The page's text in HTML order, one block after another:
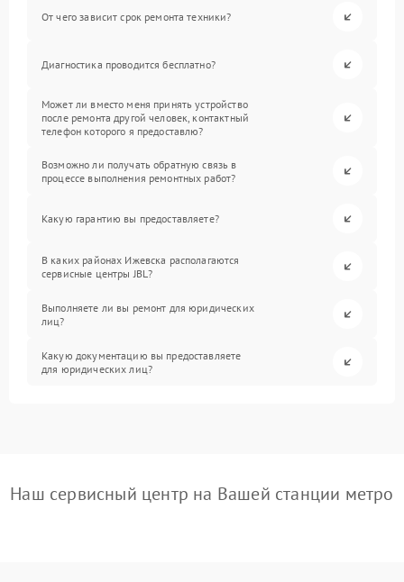
От чего зависит срок ремонта техники?
Диагностика проводится бесплатно?
Может ли вместо меня принять устройство
после ремонта другой человек, контактный
телефон которого я предоставлю?
Возможно ли получать обратную связь в
процессе выполнения ремонтных работ?
Какую гарантию вы предоставляете?
В каких районах Ижевска располагаются
сервисные центры JBL?
Выполняете ли вы ремонт для юридических
лиц?
Какую документацию вы предоставляете
для юридических лиц?
Наш сервисный центр на Вашей станции метро